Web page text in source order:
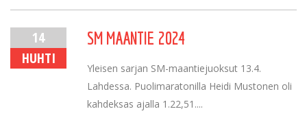
14
HUHTI
SM MAANTIE 2024
Yleisen sarjan SM-maantiejuoksut 13.4.
Lahdessa. Puolimaratonilla Heidi Mustonen oli
kahdeksas ajalla 1.22,51....